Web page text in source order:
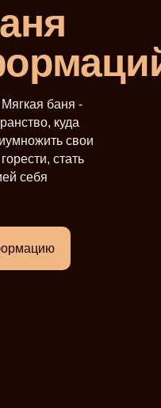
баня -
куда
свои
стать
себя